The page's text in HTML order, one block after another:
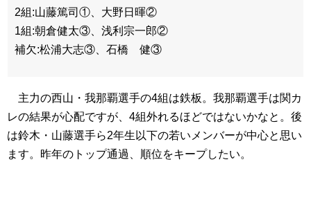
2組:山藤篤司①、大野日暉②
1組:朝倉健太③、浅利宗一郎②
補欠:松浦大志③、石橋 健③
主力の西山・我那覇選手の4組は鉄板。我那覇選手は関カ
レの結果が心配ですが、4組外れるほどではないかなと。後
は鈴木・山藤選手ら2年生以下の若いメンバーが中心と思い
ます。昨年のトップ通過、順位をキープしたい。